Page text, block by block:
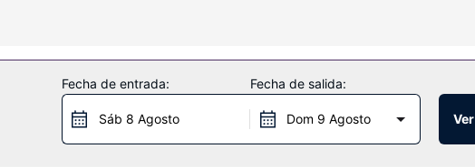
sala de estar compartida.
de cocina china, ve a Feng Huang Xuan, uno de los 2 restaurantes de este
desayuno bufé todos los días de 07:00 a 10:00 con un coste adicional.
Fecha de entrada:
Sáb 8 Agosto
Fecha de salida:
Dom 9 Agosto